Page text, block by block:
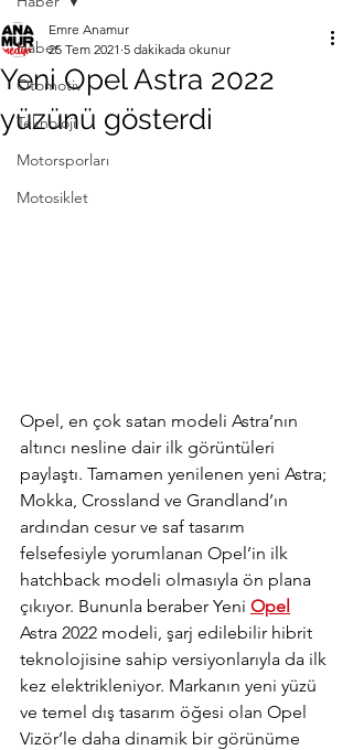
Haber
Otomotiv
Teknoloji
Motorsporları
Motosiklet
Yeni Opel Astra 2022
yüzünü gösterdi
Emre Anamur
25 Tem 2021 5 dakikada okunur
Opel, en çok satan modeli Astra’nın
altıncı nesline dair ilk görüntüleri
paylaştı. Tamamen yenilenen yeni Astra;
Mokka, Crossland ve Grandland’ın
ardından cesur ve saf tasarım
felsefesiyle yorumlanan Opel’in ilk
hatchback modeli olmasıyla ön plana
çıkıyor. Bununla beraber Yeni Opel
Astra 2022 modeli, şarj edilebilir hibrit
teknolojisine sahip versiyonlarıyla da ilk
kez elektrikleniyor. Markanın yeni yüzü
ve temel dış tasarım öğesi olan Opel
Vizör’le daha dinamik bir görünüme